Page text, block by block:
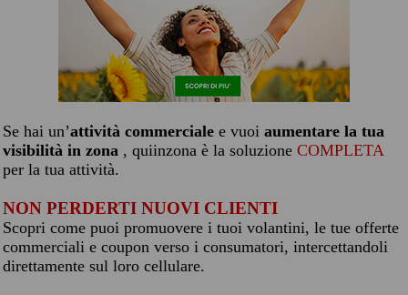
Se hai un’attività commerciale e vuoi aumentare la tua
visibilità in zona , quiinzona è la soluzione COMPLETA
per la tua attività.
NON PERDERTI NUOVI CLIENTI
Scopri come puoi promuovere i tuoi volantini, le tue offerte
commerciali e coupon verso i consumatori, intercettandoli
direttamente sul loro cellulare.